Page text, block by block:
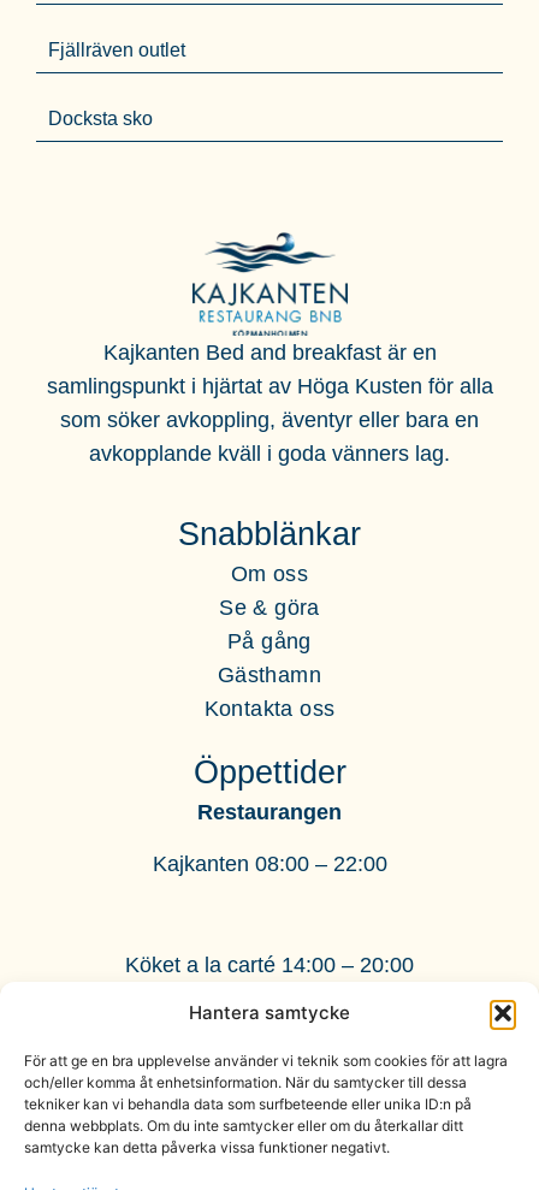
Hantera samtycke
För att ge en bra upplevelse använder vi teknik som cookies för att lagra
och/eller komma åt enhetsinformation. När du samtycker till dessa
tekniker kan vi behandla data som surfbeteende eller unika ID:n på
denna webbplats. Om du inte samtycker eller om du återkallar ditt
samtycke kan detta påverka vissa funktioner negativt.
Fjällräven outlet
Docksta sko
Kajkanten Bed and breakfast är en
samlingspunkt i hjärtat av Höga Kusten för alla
som söker avkoppling, äventyr eller bara en
avkopplande kväll i goda vänners lag.
Snabblänkar
Om oss
Se & göra
På gång
Gästhamn
Kontakta oss
Öppettider
Restaurangen
Kajkanten 08:00 – 22:00
Köket a la carté 14:00 – 20:00
BnB
Incheckning: 15:00 – 22:00
Utcheckning: 11:00